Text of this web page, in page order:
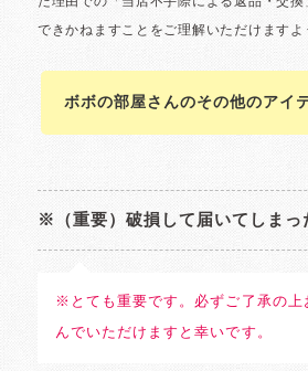
ボボの部屋さんのその他のアイ
※（重要）破損して届いてしまっ
※とても重要です。必ずご了承の上
んでいただけますと幸いです。